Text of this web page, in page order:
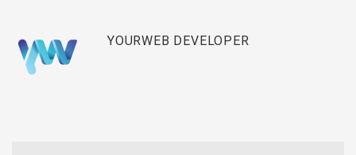
YOURWEB DEVELOPER